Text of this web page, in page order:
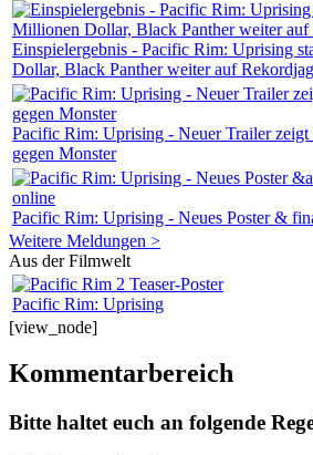
Einspielergebnis - Pacific Rim: Uprising
Dollar, Black Panther weiter auf
Pacific Rim: Uprising - Neuer Trailer
gegen Monster
Pacific Rim: Uprising - Neues Poster &
Weitere Meldungen >
Aus der Filmwelt
Pacific Rim: Uprising
[view_node]
Kommentarbereich
Bitte haltet euch an folgende